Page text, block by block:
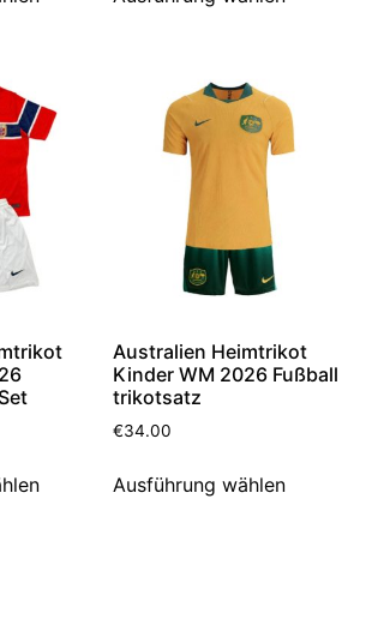
Australien Heimtrikot
Kinder WM 2026 Fußball
trikotsatz
€34.00
Ausführung wählen